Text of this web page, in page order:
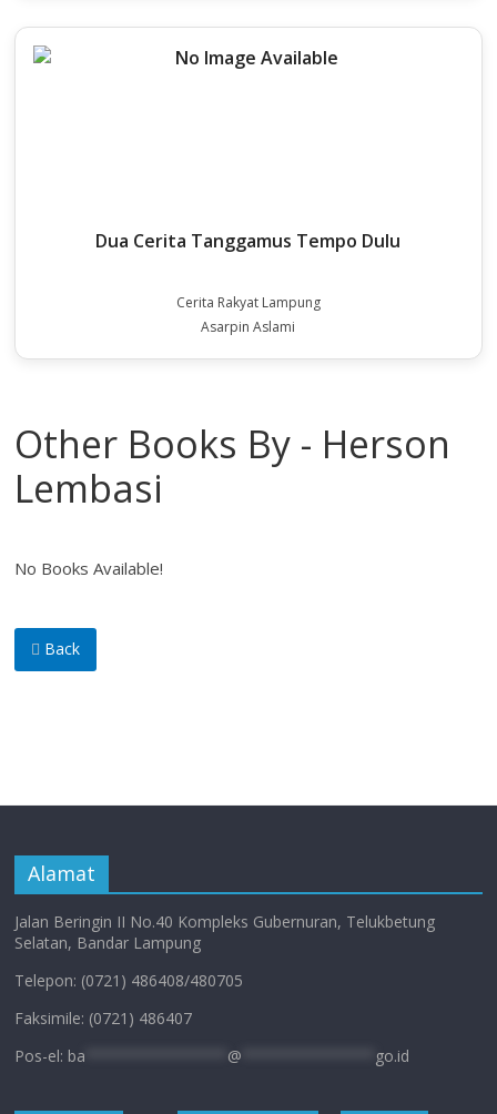
Dua Cerita Tanggamus Tempo Dulu
Cerita Rakyat Lampung
Asarpin Aslami
Other Books By - Herson
Lembasi
No Books Available!
Back
Alamat
Jalan Beringin II No.40 Kompleks Gubernuran, Telukbetung
Selatan, Bandar Lampung
Telepon: (0721) 486408/480705
Faksimile: (0721) 486407
Pos-el: ba @ go.id